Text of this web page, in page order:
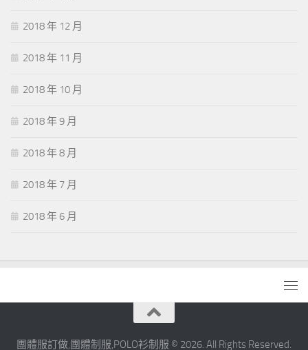
2018 年 12 月
2018 年 11 月
2018 年 10 月
2018 年 9 月
2018 年 8 月
2018 年 7 月
2018 年 6 月
團體服訂做,團體制服,POLO衫制服 © 2026. All Rights Reserved.